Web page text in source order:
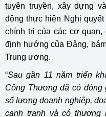
tuyên truyền, xây dựng
động thực hiện Nghị
chính trị của các cơ
định hướng của Đảng,
Trung ương.
“Sau gần 11 năm triển
Công Thương đã có đóng
số lượng doanh nghiệp,
cạnh tranh và có thương